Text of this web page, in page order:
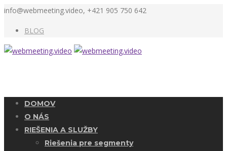
info@webmeeting.video, +421 905 750 642
BLOG
DOMOV
O NÁS
RIEŠENIA A SLUŽBY
Riešenia pre segmenty